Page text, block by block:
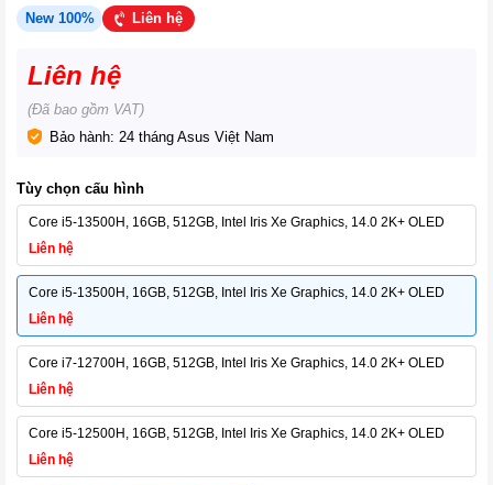
New 100% Liên hệ
Liên hệ
(Đã bao gồm VAT)
Bảo hành: 24 tháng Asus Việt Nam
Tùy chọn cấu hình
Core i5-13500H, 16GB, 512GB, Intel Iris Xe Graphics, 14.0 2K+ OLED
Liên hệ
Core i5-13500H, 16GB, 512GB, Intel Iris Xe Graphics, 14.0 2K+ OLED
Liên hệ
Core i7-12700H, 16GB, 512GB, Intel Iris Xe Graphics, 14.0 2K+ OLED
Liên hệ
Core i5-12500H, 16GB, 512GB, Intel Iris Xe Graphics, 14.0 2K+ OLED
Liên hệ